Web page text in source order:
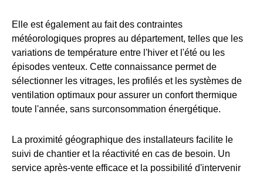
Elle est également au fait des contraintes
météorologiques propres au département, telles que les
variations de température entre l'hiver et l'été ou les
épisodes venteux. Cette connaissance permet de
sélectionner les vitrages, les profilés et les systèmes de
ventilation optimaux pour assurer un confort thermique
toute l'année, sans surconsommation énergétique.
La proximité géographique des installateurs facilite le
suivi de chantier et la réactivité en cas de besoin. Un
service après-vente efficace et la possibilité d'intervenir